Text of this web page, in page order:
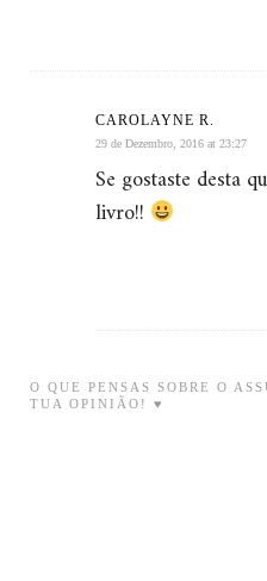
CAROLAYNE R.
29 de Dezembro, 2016 at 23:27
Se gostaste desta
livro!!
O QUE PENSAS SOBRE O
TUA OPINIÃO! ♥